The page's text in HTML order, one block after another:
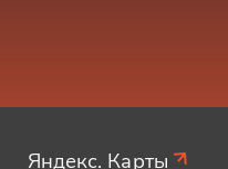
Яндекс. Карты